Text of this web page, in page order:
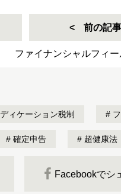
前の記事
ファイナンシャルフィ
ィケーション税制
確定申告 超健康法
Facebookでシ